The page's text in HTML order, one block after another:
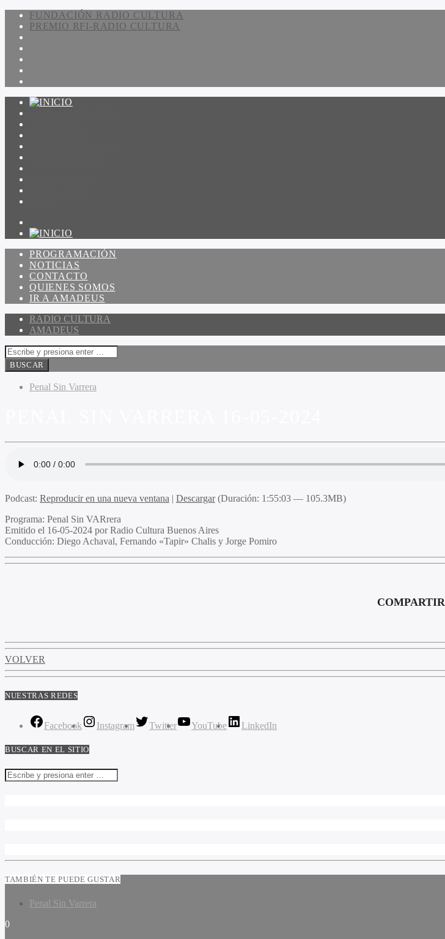
FUNDACIÓN RADIO CULTURA
PREMIO RFI-RADIO CULTURA
PROGRAMACIÓN
NOTICIAS
CONTACTO
QUIENES SOMOS
IR A AMADEUS
RADIO CULTURA
AMADEUS
Penal Sin Varrera
Podcast: Reproducir en una nueva ventana | Descargar(Duración: 1:55:03 — 105.3MB)
Programa: Penal Sin VARrera
Emitido el 16-05-2024 por Radio Cultura Buenos Aires
Conducción: Diego Achaval, Fernando «Tapir» Chalis y Jorge Pomiro
COMPARTIR
VOLVER
NUESTRAS REDES
Facebook Instagram Twitter YouTube LinkedIn
BUSCAR EN EL SITIO
TAMBIÉN TE PUEDE GUSTAR
Penal Sin Varrera
0